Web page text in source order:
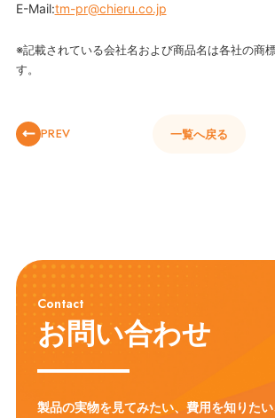
E-Mail:tm-pr@chieru.co.jp
※記載されている会社名および商品名は各社の商
す。
PREV 一覧へ戻る
Contact
お問い合わせ
製品の実物を見てみたい、費用を知りた